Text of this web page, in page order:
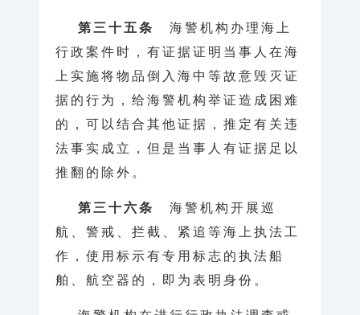
第三十五条
海警机构办理海上
行政案件时，有证据证明当事人在海
上实施将物品倒入海中等故意毁灭证
据的行为，给海警机构举证造成困难
的，可以结合其他证据，推定有关违
法事实成立，但是当事人有证据足以
推翻的除外。
第三十六条
海警机构开展巡
航、警戒、拦截、紧追等海上执法工
作，使用标示有专用标志的执法船
舶、航空器的，即为表明身份。